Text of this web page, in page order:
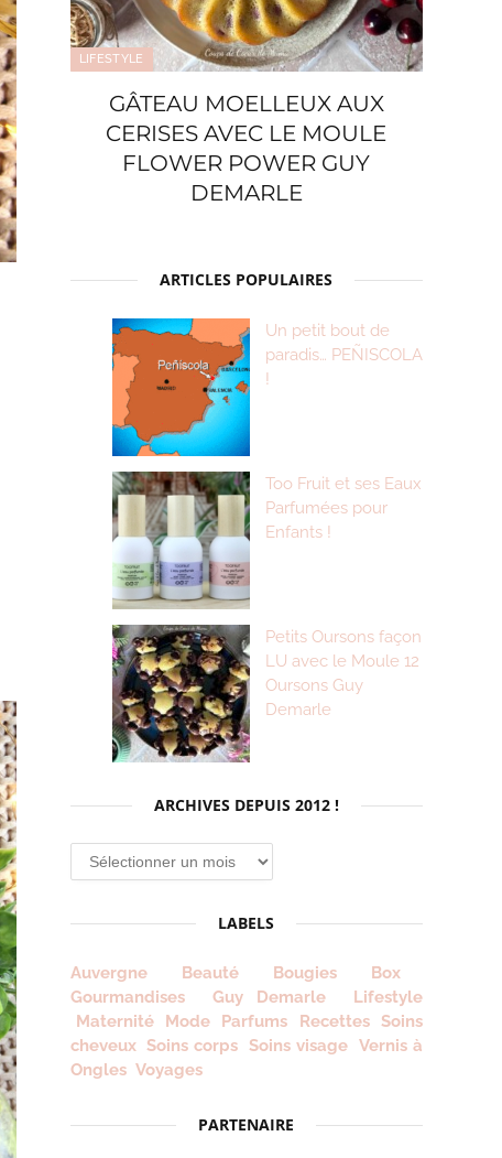
LIFESTYLE
GÂTEAU MOELLEUX AUX
CERISES AVEC LE MOULE
FLOWER POWER GUY
DEMARLE
ARTICLES POPULAIRES
Un petit bout de
paradis… PEÑISCOLA
!
Too Fruit et ses Eaux
Parfumées pour
Enfants !
Petits Oursons façon
LU avec le Moule 12
Oursons Guy
Demarle
ARCHIVES DEPUIS 2012 !
Archives
depuis
!
LABELS
Auvergne Beauté Bougies
Box
Gourmandises
Guy Demarle
Lifestyle
Maternité
Mode Parfums Recettes Soins
cheveux Soins corps Soins visage Vernis à
Ongles Voyages
PARTENAIRE